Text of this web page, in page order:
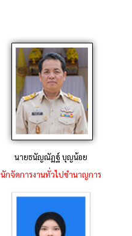
นายธนัญณัฏฐ์ บุญน้อย
นักจัดการงานทั่วไปชำนาญการ